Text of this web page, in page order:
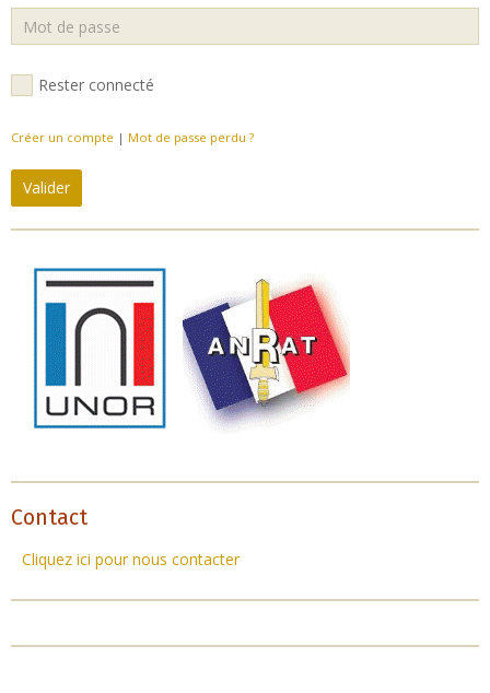
Rester connecté
Créer un compte | Mot de passe perdu ?
Valider
Contact
Cliquez ici pour nous contacter